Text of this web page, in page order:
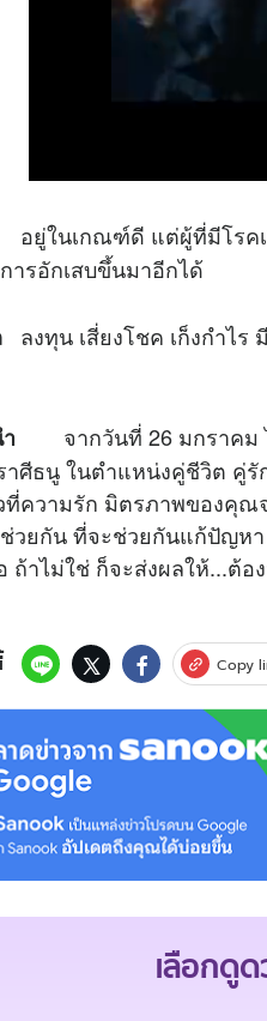
อยู่ในเกณฑ์ดี แต่ผู้ที่มีโรคเ
ารอักเสบขึ้นมาอีกได้
ลงทุน เสี่ยงโชค เก็งกำไร
จากวันที่ 26 มกราคม ไ
ศีธนู ในตำแหน่งคู่ชีวิต คู่
ที่ความรัก มิตรภาพของคุ
วยกัน ที่จะช่วยกันแก้ปัญ
ถ้าไม่ใช่ ก็จะส่งผลให้...ต้อ
Copy
เลือกดูด